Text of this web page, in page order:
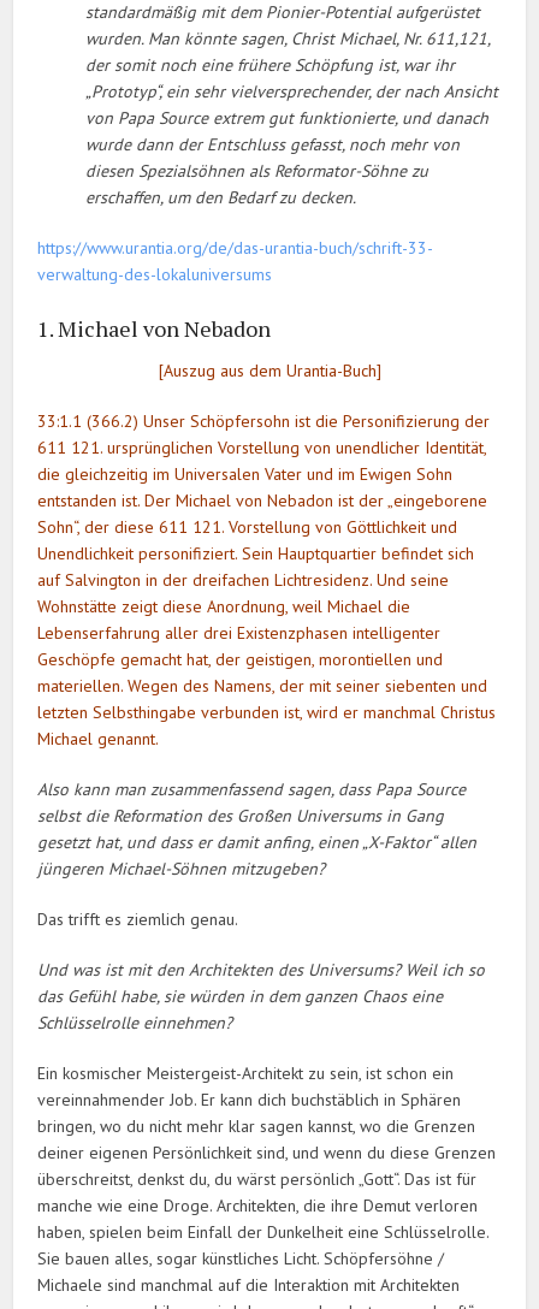
standardmäßig mit dem Pionier-Potential aufgerüstet
wurden. Man könnte sagen, Christ Michael, Nr. 611,121,
der somit noch eine frühere Schöpfung ist, war ihr
„Prototyp“, ein sehr vielversprechender, der nach Ansicht
von Papa Source extrem gut funktionierte, und danach
wurde dann der Entschluss gefasst, noch mehr von
diesen Spezialsöhnen als Reformator-Söhne zu
erschaffen, um den Bedarf zu decken.
https://www.urantia.org/de/das-urantia-buch/schrift-33-
verwaltung-des-lokaluniversums
1. Michael von Nebadon
[Auszug aus dem Urantia-Buch]
33:1.1 (366.2) Unser Schöpfersohn ist die Personifizierung der
611 121. ursprünglichen Vorstellung von unendlicher Identität,
die gleichzeitig im Universalen Vater und im Ewigen Sohn
entstanden ist. Der Michael von Nebadon ist der „eingeborene
Sohn“, der diese 611 121. Vorstellung von Göttlichkeit und
Unendlichkeit personifiziert. Sein Hauptquartier befindet sich
auf Salvington in der dreifachen Lichtresidenz. Und seine
Wohnstätte zeigt diese Anordnung, weil Michael die
Lebenserfahrung aller drei Existenzphasen intelligenter
Geschöpfe gemacht hat, der geistigen, morontiellen und
materiellen. Wegen des Namens, der mit seiner siebenten und
letzten Selbsthingabe verbunden ist, wird er manchmal Christus
Michael genannt.
Also kann man zusammenfassend sagen, dass Papa Source
selbst die Reformation des Großen Universums in Gang
gesetzt hat, und dass er damit anfing, einen „X-Faktor“ allen
jüngeren Michael-Söhnen mitzugeben?
Das trifft es ziemlich genau.
Und was ist mit den Architekten des Universums? Weil ich so
das Gefühl habe, sie würden in dem ganzen Chaos eine
Schlüsselrolle einnehmen?
Ein kosmischer Meistergeist-Architekt zu sein, ist schon ein
vereinnahmender Job. Er kann dich buchstäblich in Sphären
bringen, wo du nicht mehr klar sagen kannst, wo die Grenzen
deiner eigenen Persönlichkeit sind, und wenn du diese Grenzen
überschreitst, denkst du, du wärst persönlich „Gott“. Das ist für
manche wie eine Droge. Architekten, die ihre Demut verloren
haben, spielen beim Einfall der Dunkelheit eine Schlüsselrolle.
Sie bauen alles, sogar künstliches Licht. Schöpfersöhne /
Michaele sind manchmal auf die Interaktion mit Architekten